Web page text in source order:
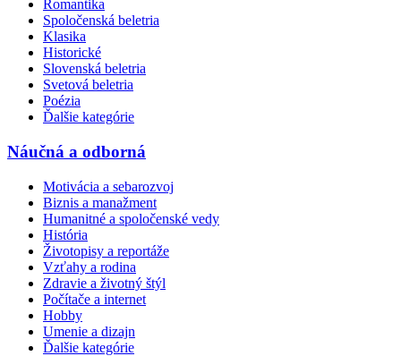
Romantika
Spoločenská beletria
Klasika
Historické
Slovenská beletria
Svetová beletria
Poézia
Ďalšie kategórie
Náučná a odborná
Motivácia a sebarozvoj
Biznis a manažment
Humanitné a spoločenské vedy
História
Životopisy a reportáže
Vzťahy a rodina
Zdravie a životný štýl
Počítače a internet
Hobby
Umenie a dizajn
Ďalšie kategórie